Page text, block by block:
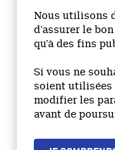
Nous utilisons
d’assurer le
qu’à des fins
Si vous ne
soient utilisées
modifier les
avant de